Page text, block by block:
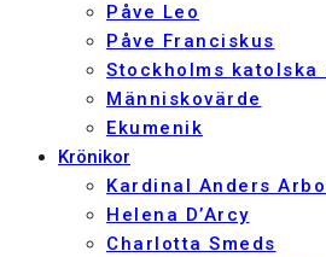
Påve Leo
Påve Franciskus
Stockholms
Människovärde
Ekumenik
Krönikor
Kardinal Anders
Helena D’Arcy
Charlotta Smeds